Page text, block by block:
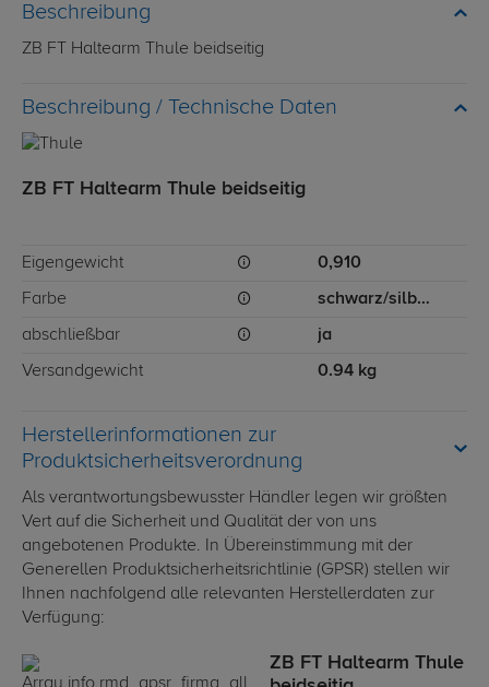
Beschreibung
ZB FT Haltearm Thule beidseitig
Technische Daten
ZB FT Haltearm Thule beidseitig
Eigengewicht 0,910
Farbe schwarz/silber
abschließbar ja
Versandgewicht 0.94 kg
Herstellerinformationen zur
Produktsicherheitsverordnung
Als verantwortungsbewusster Händler legen wir größten
Vert auf die Sicherheit und Qualität der von uns
angebotenen Produkte. In Übereinstimmung mit der
Generellen Produktsicherheitsrichtlinie (GPSR) stellen wir
Ihnen nachfolgend alle relevanten Herstellerdaten zur
Verfügung:
ZB FT Haltearm Thule